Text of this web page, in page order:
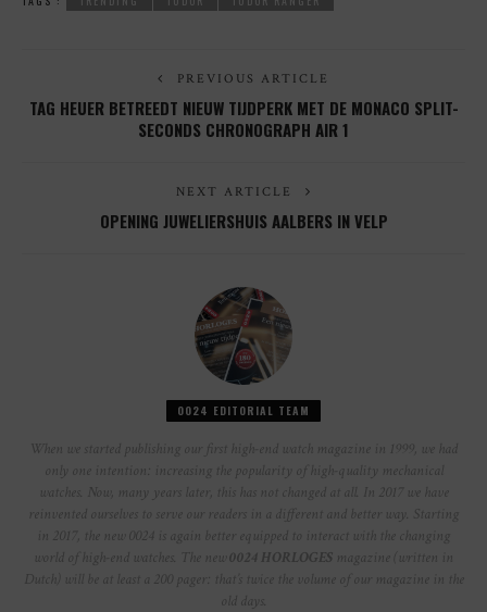
PREVIOUS ARTICLE
TAG HEUER BETREEDT NIEUW TIJDPERK MET DE MONACO SPLIT-
SECONDS CHRONOGRAPH AIR 1
NEXT ARTICLE
OPENING JUWELIERSHUIS AALBERS IN VELP
0024 EDITORIAL TEAM
When we started publishing our first high-end watch magazine in 1999, we had
only one intention: increasing the popularity of high-quality mechanical
watches. Now, many years later, this has not changed at all. In 2017 we have
reinvented ourselves to serve our readers in a different and better way. Starting
in 2017, the new 0024 is again better equipped to interact with the changing
world of high-end watches. The new 0024 HORLOGES magazine (written in
Dutch) will be at least a 200 pager: that’s twice the volume of our magazine in the
old days.